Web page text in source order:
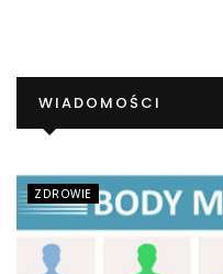
WIADOMOŚCI
ZDROWIE